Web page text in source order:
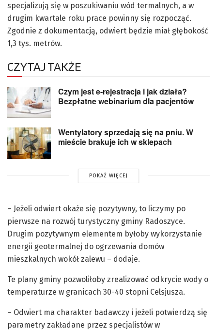
specjalizują się w poszukiwaniu wód termalnych, a w
drugim kwartale roku prace powinny się rozpocząć.
Zgodnie z dokumentacją, odwiert będzie miał głębokość
1,3 tys. metrów.
CZYTAJ TAKŻE
Czym jest e-rejestracja i jak działa?
Bezpłatne webinarium dla pacjentów
Wentylatory sprzedają się na pniu. W
mieście brakuje ich w sklepach
POKAŻ WIĘCEJ
– Jeżeli odwiert okaże się pozytywny, to liczymy po
pierwsze na rozwój turystyczny gminy Radoszyce.
Drugim pozytywnym elementem byłoby wykorzystanie
energii geotermalnej do ogrzewania domów
mieszkalnych wokół zalewu – dodaje.
Te plany gminy pozwoliłoby zrealizować odkrycie wody o
temperaturze w granicach 30-40 stopni Celsjusza.
– Odwiert ma charakter badawczy i jeżeli potwierdzą się
parametry zakładane przez specjalistów w